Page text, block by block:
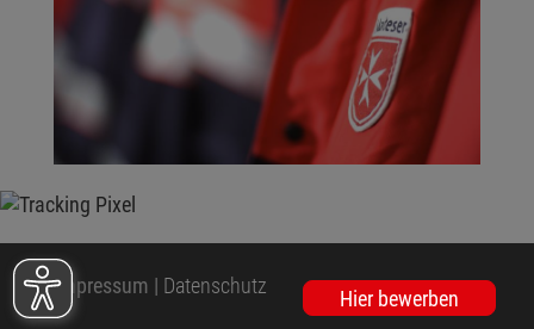
Hier bewerben
Impressum | Datenschutz